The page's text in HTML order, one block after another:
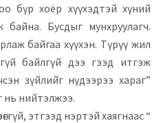
бүр хоёр хүүхэдтэй хүний
Бусдыг мунхруулагч.
байгаа хүүхэн. Түрүү жил
байлгүй дээ гээд итгэж
зүйлийг нүдээрээ хараг”
нь нийтэлжээ.
этгээд нэртэй хаягнаас “